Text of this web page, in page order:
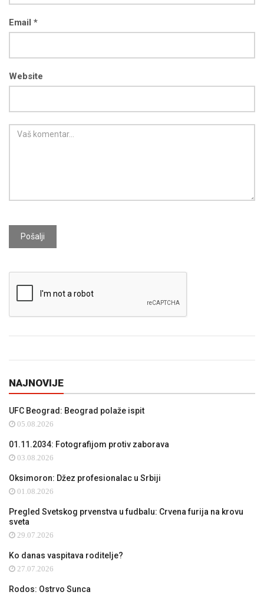
Email *
Website
Pošalji
NAJNOVIJE
UFC Beograd: Beograd polaže ispit
05.08.2026
01.11.2034: Fotografijom protiv zaborava
03.08.2026
Oksimoron: Džez profesionalac u Srbiji
01.08.2026
Pregled Svetskog prvenstva u fudbalu: Crvena furija na krovu
sveta
29.07.2026
Ko danas vaspitava roditelje?
27.07.2026
Rodos: Ostrvo Sunca